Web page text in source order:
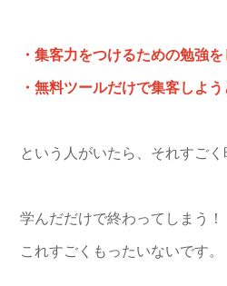
・集客力をつけるための勉強
・無料ツールだけで集客しよ
という人がいたら、それすごく
学んだだけで終わってしまう！
これすごくもったいないです。